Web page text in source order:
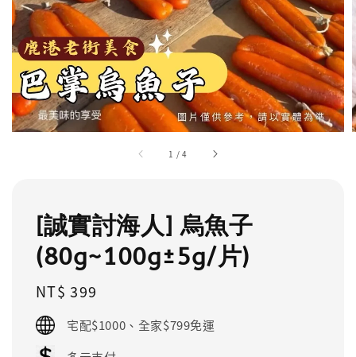
1 /4
[誠實討海人] 烏魚子
(80g~100g±5g/片)
Regular
price
NT$ 399
宅配$1000、全家$799免運